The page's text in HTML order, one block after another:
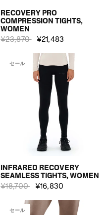
RECOVERY PRO
COMPRESSION TIGHTS,
WOMEN
¥23,870
¥21,483
セール
INFRARED RECOVERY
SEAMLESS TIGHTS, WOMEN
¥18,700
¥16,830
セール